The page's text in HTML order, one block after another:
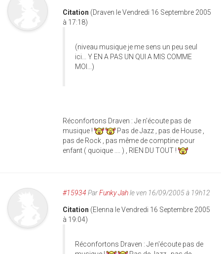
Citation (Draven le Vendredi 16 Septembre 2005
à 17:18)
(niveau musique je me sens un peu seul
ici... Y EN A PAS UN QUI A MIS COMME
MOI...)
Réconfortons Draven : Je n'écoute pas de
musique !
Pas de Jazz , pas de House ,
pas de Rock , pas même de comptine pour
enfant ( quoique .... ) , RIEN DU TOUT !
#15934 ParFunky Jahle ven 16/09/2005 à 19h12
Citation (Elenna le Vendredi 16 Septembre 2005
à 19:04)
Réconfortons Draven : Je n'écoute pas de